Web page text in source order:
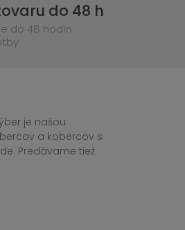
do 48 h
do 48 hodín
je našou
a kobercov s
Predávame tiež